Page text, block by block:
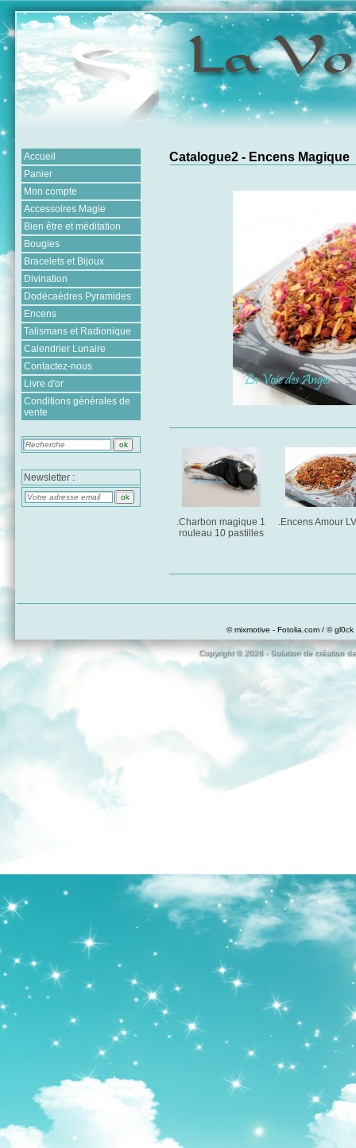
Accueil
Panier
Mon compte
Accessoires Magie
Bien être et méditation
Bougies
Bracelets et Bijoux
Divination
Dodécaèdres Pyramides
Encens
Talismans et Radionique
Calendrier Lunaire
Contactez-nous
Livre d'or
Conditions générales de
vente
Newsletter :
Catalogue2 - Encens Magique
.Charbon magique 1
rouleau 10 pastilles
.Encens Amour
© mixmotive - Fotolia.com / ©
Copyright © 2026 - Solution de création